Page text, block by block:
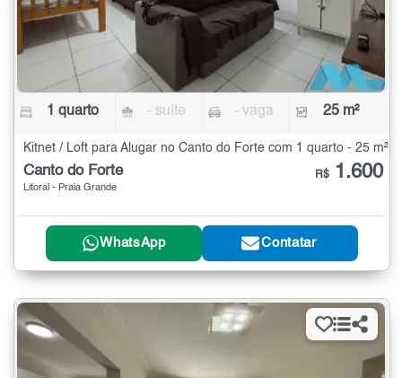
1 quarto - suíte - vaga 25 m²
Kitnet / Loft para Alugar no Canto do Forte com 1 quarto - 25 m²
Canto do Forte
Litoral - Praia Grande
R$ 1.600
WhatsApp Contatar